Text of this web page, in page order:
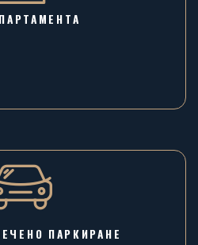
ПАРКИРАНЕ